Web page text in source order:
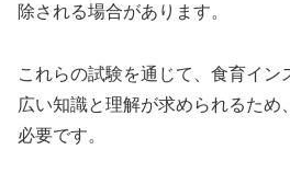
除される場合があります。
これらの試験を通じて、食育イン
広い知識と理解が求められるため
必要です。